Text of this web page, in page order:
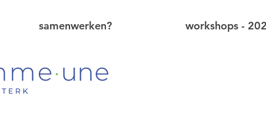
samenwerken? workshops -